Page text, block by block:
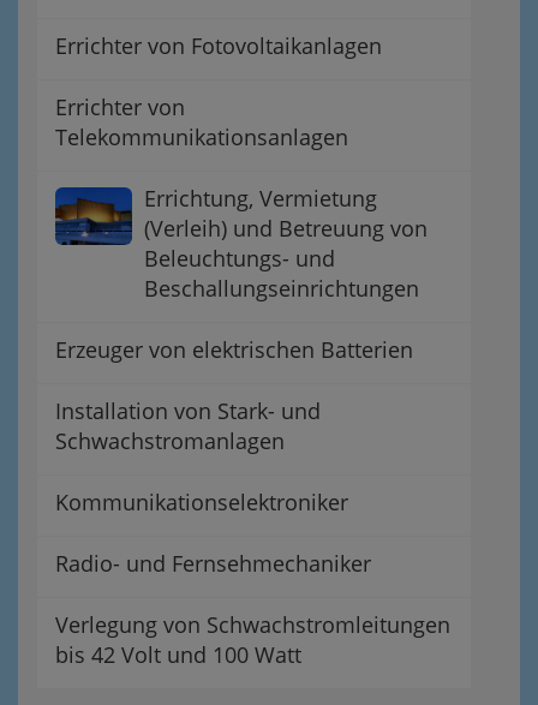
Errichter von Fotovoltaikanlagen
Errichter von
Telekommunikationsanlagen
Errichtung, Vermietung
(Verleih) und Betreuung von
Beleuchtungs- und
Beschallungseinrichtungen
Erzeuger von elektrischen Batterien
Installation von Stark- und
Schwachstromanlagen
Kommunikationselektroniker
Radio- und Fernsehmechaniker
Verlegung von Schwachstromleitungen
bis 42 Volt und 100 Watt